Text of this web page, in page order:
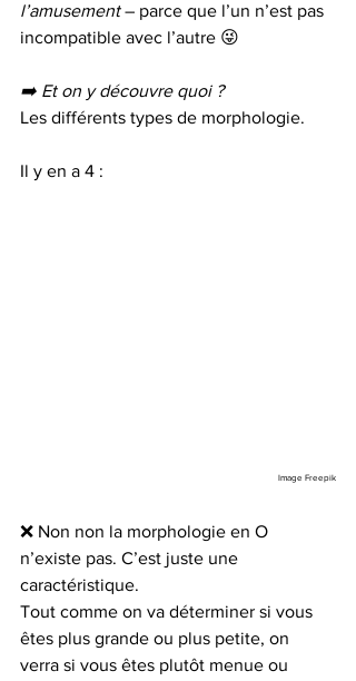
l’amusement – parce que l’un n’est pas
incompatible avec l’autre 😜
➡️ Et on y découvre quoi ?
Les différents types de morphologie.
Il y en a 4 :
Image Freepik
❌ Non non la morphologie en O
n’existe pas. C’est juste une
caractéristique.
Tout comme on va déterminer si vous
êtes plus grande ou plus petite, on
verra si vous êtes plutôt menue ou